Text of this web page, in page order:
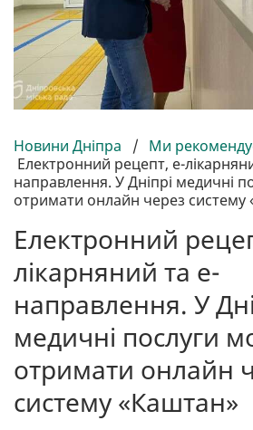
Новини Дніпра / Ми
Електронний рецепт, е-
направлення. У Дніпрі медичні
отримати онлайн через систему
Електронний
лікарняний та е-
направлення. У
медичні послуги
отримати онлайн
систему «Каштан»